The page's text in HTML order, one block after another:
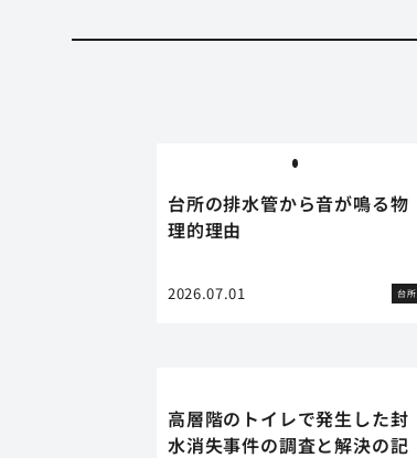
台所の排水管から音が鳴る物
理的理由
2026.07.01 台所
高層階のトイレで発生した封
水消失事件の調査と解決の記